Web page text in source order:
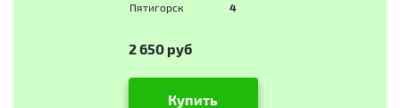
Пятигорск
4
2 650 руб
Купить